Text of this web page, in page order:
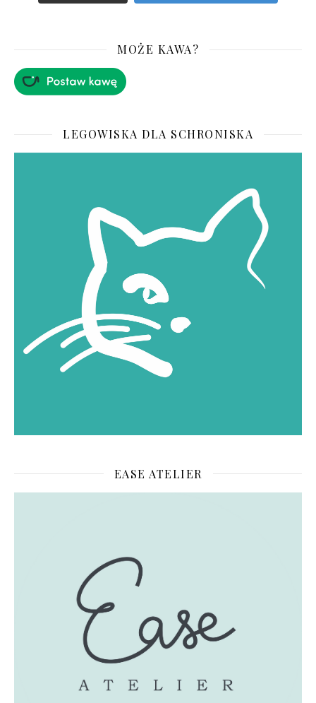
MOŻE KAWA?
LEGOWISKA DLA SCHRONISKA
EASE ATELIER